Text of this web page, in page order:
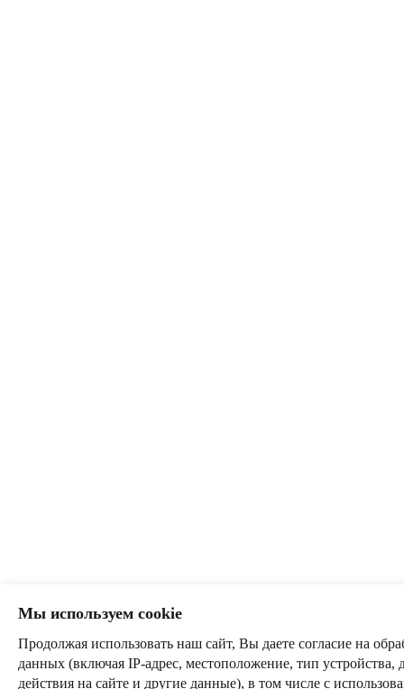
Мы используем cookie
Продолжая использовать наш сайт, Вы даете согласие на
данных (включая IP-адрес, местоположение, тип устройства,
действия на сайте и другие данные), в том числе с